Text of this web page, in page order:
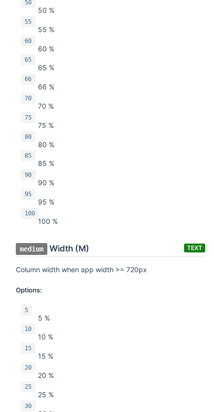
50
50 %
55
55 %
60
60 %
65
65 %
66
66 %
70
70 %
75
75 %
80
80 %
85
85 %
90
90 %
95
95 %
100
100 %
medium Width (M) TEXT
Column width when app width >= 720px
Options:
5
5 %
10
10 %
15
15 %
20
20 %
25
25 %
30